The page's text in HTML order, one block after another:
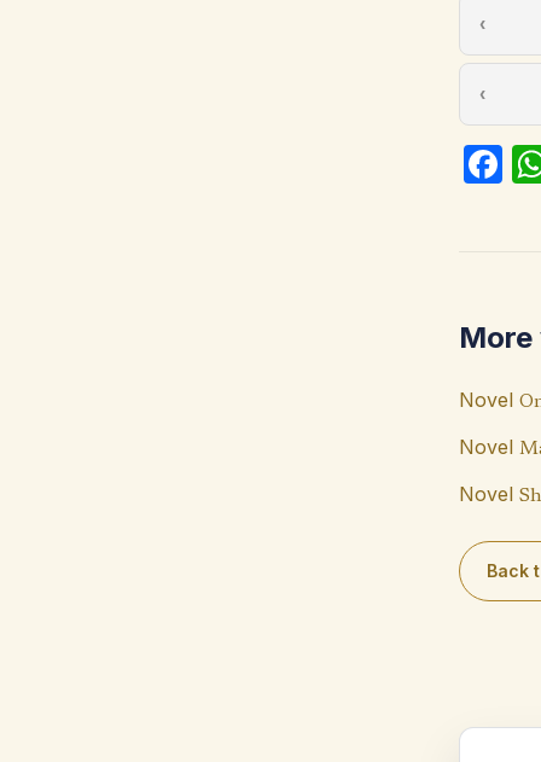
Fa
k
Novel
Novel
Novel
Back